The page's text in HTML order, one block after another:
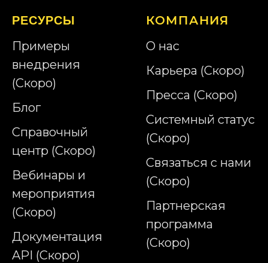
РЕСУРСЫ
Примеры
внедрения
(Скоро)
Блог
Справочный
центр (Скоро)
Вебинары и
мероприятия
(Скоро)
Документация
API (Скоро)
КОМПАНИЯ
О нас
Карьера (Скоро)
Пресса (Скоро)
Системный статус
(Скоро)
Связаться с нами
(Скоро)
Партнерская
программа
(Скоро)